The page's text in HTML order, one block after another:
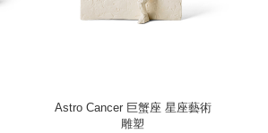
Astro Cancer 巨蟹座 星座藝術
雕塑